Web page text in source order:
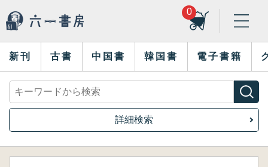
0
新刊 古書 中国書 韓国書 電子書籍
詳細検索